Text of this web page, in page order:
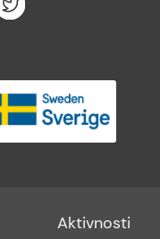
Footer
Aktivnosti